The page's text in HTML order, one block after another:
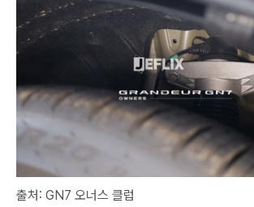
출처: GN7 오너스 클럽